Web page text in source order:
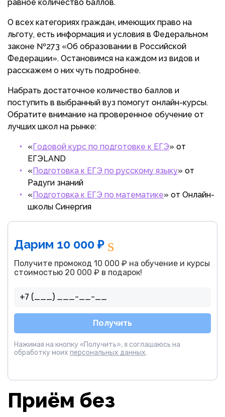
равное количество баллов.
О всех категориях граждан, имеющих право на
льготу, есть информация и условия в Федеральном
законе №273 «Об образовании в Российской
Федерации». Остановимся на каждом из видов и
расскажем о них чуть подробнее.
Набрать достаточное количество баллов и
поступить в выбранный вуз помогут онлайн-курсы.
Обратите внимание на проверенное обучение от
лучших школ на рынке:
«Годовой курс по подготовке к ЕГЭ» от
ЕГЭLAND
«Подготовка к ЕГЭ по русскому языку» от
Радуги знаний
«Подготовка к ЕГЭ по математике» от Онлайн-
школы Синергия
Дарим 10 000 ₽
Получите промокод 10 000 ₽ на обучение и курсы
стоимостью 20 000 ₽ в подарок!
Получить
Нажимая на кнопку «Получить», я соглашаюсь на
обработку моих персональных данных.
Приём без